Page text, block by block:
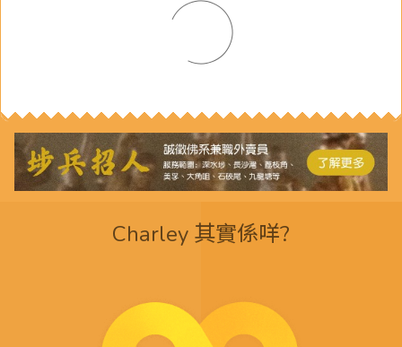
Charley 其實係咩?